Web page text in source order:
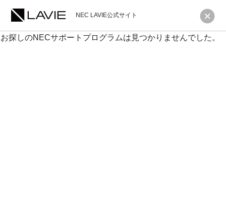
NEC LAVIE公式サイト
お探しのNECサポートプログラムは見つかりませんでした。